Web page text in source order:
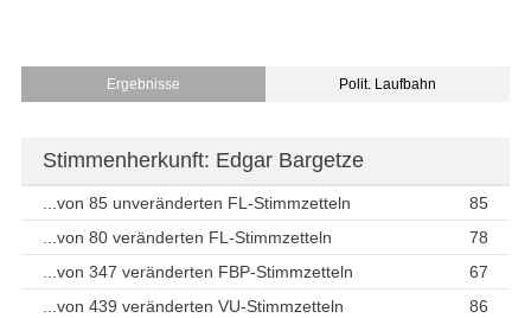
Ergebnisse Polit. Laufbahn
Stimmenherkunft: Edgar Bargetze
...von 85 unveränderten FL-Stimmzetteln
85
...von 80 veränderten FL-Stimmzetteln
78
...von 347 veränderten FBP-Stimmzetteln
67
...von 439 veränderten VU-Stimmzetteln
86